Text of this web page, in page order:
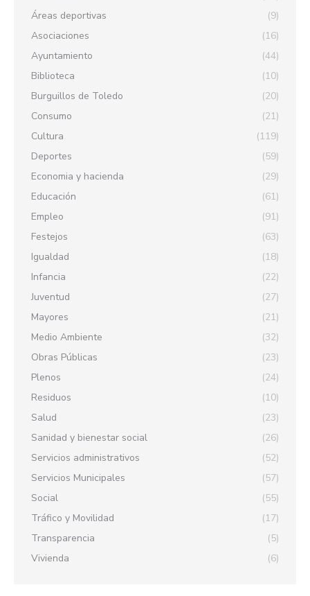
Áreas deportivas
(9)
Asociaciones
(16)
Ayuntamiento
(44)
Biblioteca
(10)
Burguillos de Toledo
(20)
Consumo
(21)
Cultura
(119)
Deportes
(59)
Economia y hacienda
(29)
Educación
(61)
Empleo
(91)
Festejos
(63)
Igualdad
(18)
Infancia
(22)
Juventud
(27)
Mayores
(21)
Medio Ambiente
(32)
Obras Públicas
(23)
Plenos
(24)
Residuos
(10)
Salud
(23)
Sanidad y bienestar social
(26)
Servicios administrativos
(52)
Servicios Municipales
(57)
Social
(55)
Tráfico y Movilidad
(17)
Transparencia
(5)
Vivienda
(6)